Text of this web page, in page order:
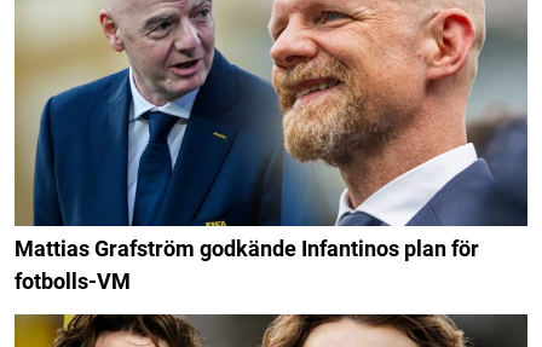
Mattias Grafström godkände Infantinos plan för
fotbolls-VM